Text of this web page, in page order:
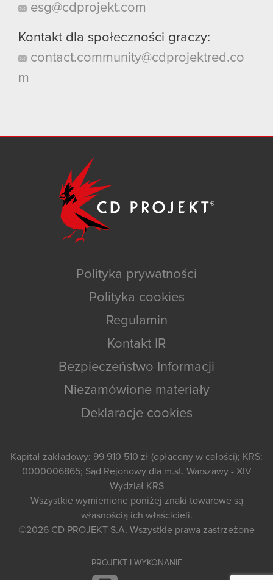
esg@cdprojekt.com
Kontakt dla społeczności graczy:
contact.community@cdprojektred.co
m
Polityka prywatności
Polityka cookies
Regulamin
Kontakt IR
Bezpieczeństwo Informacji
Niezamówione materiały
Deklaracje cookies
Kapitał zakładowy: 99 910 510 zł (opłacony w całości); KRS:
0000006865; Sąd Rejonowy dla m.st. Warszawy - XIV
Wydział KRS
Wszystkie wymienione poniżej znaki towarowe są
własnością ich właścicieli.
©2026 CD PROJEKT S.A. Wszystkie prawa zastrzeżone
PROJEKT I WYKONANIE